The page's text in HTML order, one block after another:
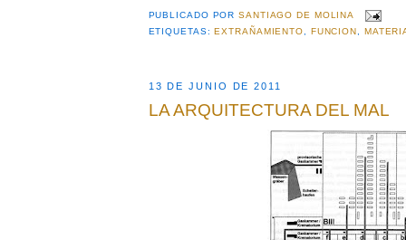
PUBLICADO PORSANTIAGO DE MOLINA
ETIQUETAS:EXTRAÑAMIENTO, FUNCION,
13 DE JUNIO DE 2011
LA ARQUITECTURA DEL MAL